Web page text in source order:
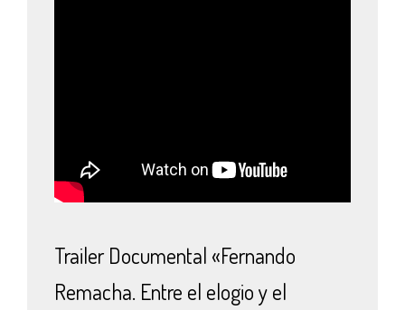
Trailer Documental «Fernando
Remacha. Entre el elogio y el